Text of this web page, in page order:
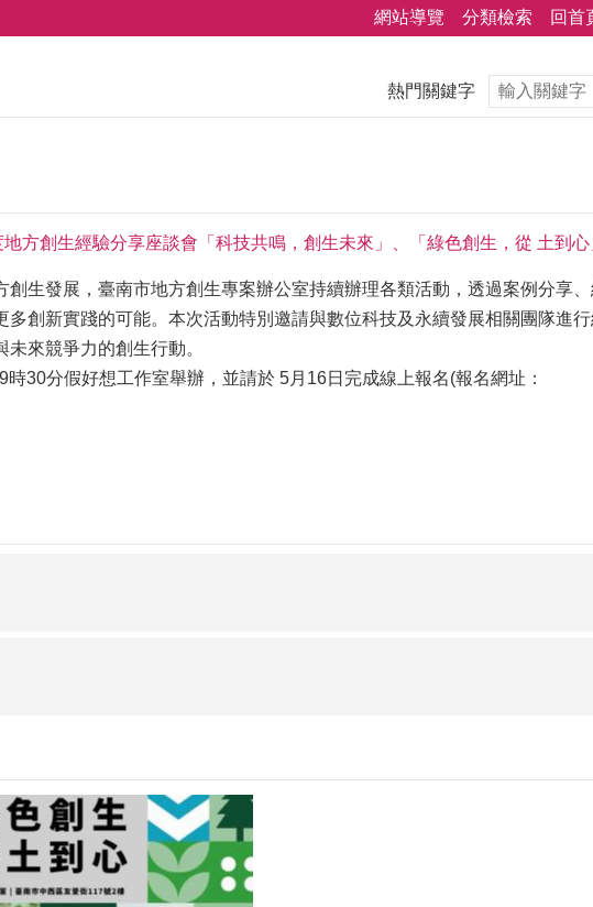
網站導覽 分類檢索 回首
熱門關鍵字
方創生經驗分享座談會「科技共鳴，創生未來」、「綠色創生，從 土到心
生發展，臺南市地方創生專案辦公室持續辦理各類活動，透過案例分享
創新實踐的可能。本次活動特別邀請與數位科技及永續發展相關團隊進
來競爭力的創生行動。
30分假好想工作室舉辦，並請於 5月16日完成線上報名(報名網址：